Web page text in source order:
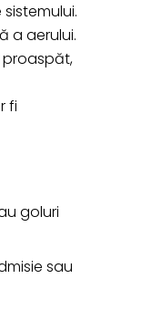
a aerului.
proaspăt,
fi
goluri
sau